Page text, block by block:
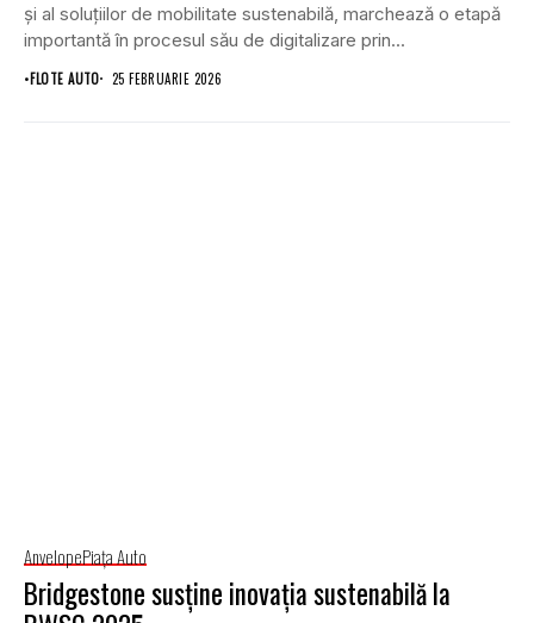
și al soluțiilor de mobilitate sustenabilă, marchează o etapă
importantă în procesul său de digitalizare prin...
•FLOTE AUTO 25 FEBRUARIE 2026
AnvelopePiaţa Auto
Bridgestone susține inovația sustenabilă la